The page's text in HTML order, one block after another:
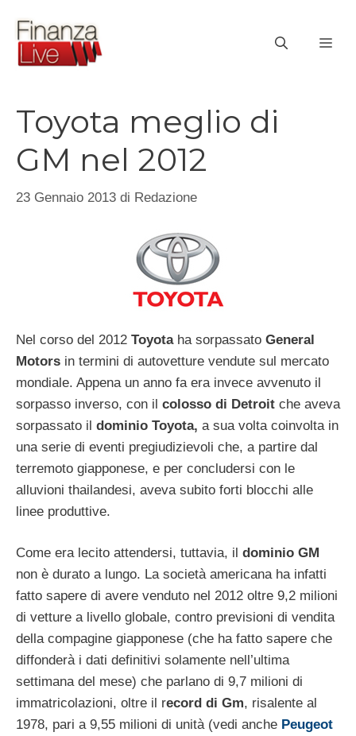
contenuto
Toyota meglio di
GM nel 2012
23 Gennaio 2013 di Redazione
Nel corso del 2012 Toyotaha sorpassato General
Motors in termini di autovetture vendute sul mercato
mondiale. Appena un anno fa era invece avvenuto il
sorpasso inverso, con il colosso di Detroit che aveva
sorpassato il dominio Toyota, a sua volta coinvolta in
una serie di eventi pregiudizievoli che, a partire dal
terremoto giapponese, e per concludersi con le
alluvioni thailandesi, aveva subito forti blocchi alle
linee produttive.
Come era lecito attendersi, tuttavia, il dominio GM
non è durato a lungo. La società americana ha infatti
fatto sapere di avere venduto nel 2012 oltre 9,2 milioni
di vetture a livello globale, contro previsioni di vendita
della compagine giapponese (che ha fatto sapere che
diffonderà i dati definitivi solamente nell’ultima
settimana del mese) che parlano di 9,7 milioni di
immatricolazioni, oltre il record di Gm, risalente al
1978, pari a 9,55 milioni di unità (vedi anche Peugeot